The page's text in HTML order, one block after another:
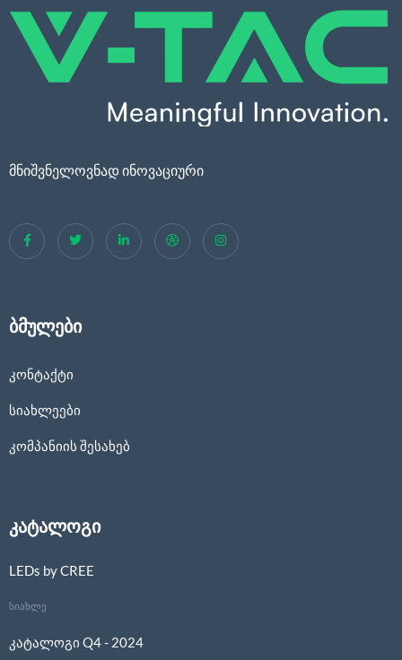
მნიშვნელოვნად ინოვაციური
ბმულები
კონტაქტი
სიახლეები
კომპანიის შესახებ
კატალოგი
LEDs by CREE
სიახლე
კატალოგი Q4 - 2024